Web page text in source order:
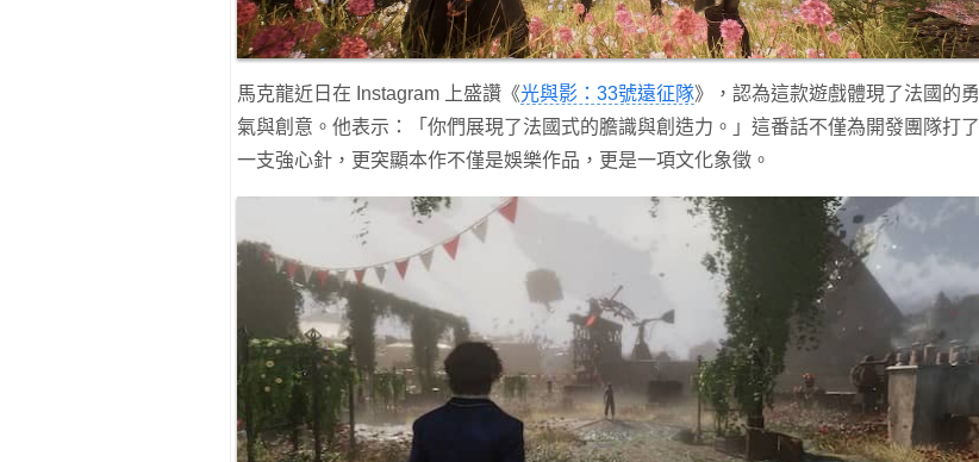
馬克龍近日在 Instagram 上盛讚《光與影：33號遠征隊》，認為這款遊戲體現了法國的勇
氣與創意。他表示：「你們展現了法國式的膽識與創造力。」這番話不僅為開發團隊打了
一支強心針，更突顯本作不僅是娛樂作品，更是一項文化象徵。